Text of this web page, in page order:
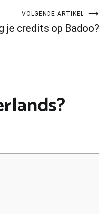
VOLGENDE ARTIKEL
je credits op Badoo?